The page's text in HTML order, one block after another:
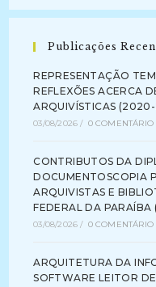
Publicações
REPRESENTAÇÃO
REFLEXÕES ACERCA
ARQUIVÍSTICAS
03/08/2026 / 0 COMENTÁRIO
CONTRIBUTOS DA
DOCUMENTOSCOPIA
ARQUIVISTAS E
FEDERAL DA
03/08/2026 / 0 COMENTÁRIO
ARQUITETURA DA
SOFTWARE LEITOR